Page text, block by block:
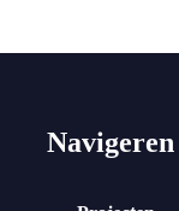
Navigeren